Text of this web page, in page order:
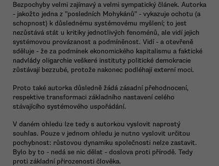
Bezpochyby velmi zajímavý a velmi sympatický článek. Autorka
- jakožto jedna z "posledních Mohykánů" - vykazuje ochotu (a
schopnost) k důslednému systémovému myšlení; to jest
nezůstává stát u kritiky jednotlivých fenoménů, ale vidí jejich
systémovou provázanost a podmíněnost. Vidí - a otevřeně
sděluje - že za podmínek ekonomického kapitalismu a faktické
nadvlády oligarchie veškeré instituty politické demokracie
zůstávají bezzubé, protože nakonec podléhají externí moci.
Proto také autorka důsledně žádá zásadní přehodnocení,
respektive transformaci základního nastavení celého
stávajícího systémového uspořádání.
V daném ohledu lze tedy s autorkou vyslovit naprostý
souhlas. Pouze v jednom ohledu je nutno vyslovit určitou
pochybnost: růstovou dynamiku společnosti nelze zastavit.
Bylo by to - nedá se nic dělat - doslova proti přírodě. Tedy
proti základní přirozenosti člověka.